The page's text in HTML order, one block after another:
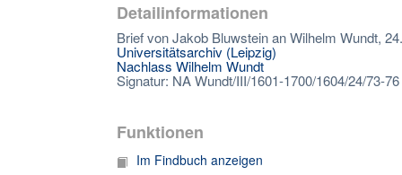
Detailinformationen
Brief von Jakob Bluwstein an Wilhelm Wundt,
Universitätsarchiv (Leipzig)
Nachlass Wilhelm Wundt
Signatur: NA Wundt/III/1601-1700/1604/24/73-76
Funktionen
Im Findbuch anzeigen